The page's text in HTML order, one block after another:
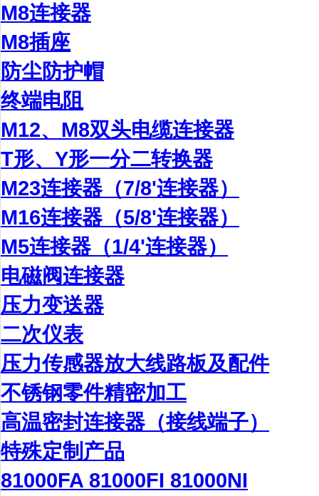
M8连接器
M8插座
防尘防护帽
终端电阻
M12、M8双头电缆连接器
T形、Y形一分二转换器
M23连接器（7/8'连接器）
M16连接器（5/8'连接器）
M5连接器（1/4'连接器）
电磁阀连接器
压力变送器
二次仪表
压力传感器放大线路板及配件
不锈钢零件精密加工
高温密封连接器（接线端子）
特殊定制产品
81000FA 81000FI 81000NI